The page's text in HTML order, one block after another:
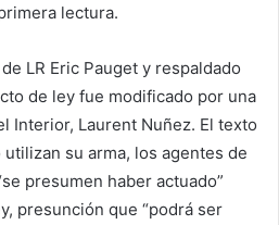
lectura.
LR Eric Pauget y respaldado
de ley fue modificado por una
Interior, Laurent Nuñez. El texto
su arma, los agentes de
presumen haber actuado”
presunción que “podrá ser